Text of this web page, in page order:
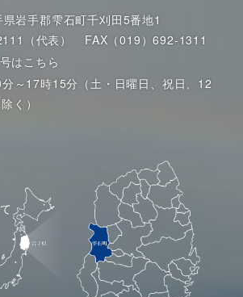
岩手郡雫石町千刈田5番地1
（代表）
FAX（019）692-1311
はこちら
～17時15分（土・日曜日、祝日、12
く）